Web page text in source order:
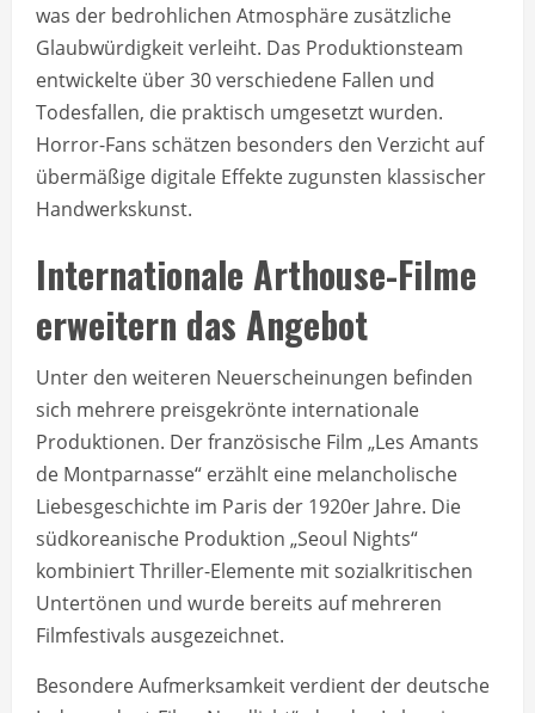
was der bedrohlichen Atmosphäre zusätzliche
Glaubwürdigkeit verleiht. Das Produktionsteam
entwickelte über 30 verschiedene Fallen und
Todesfallen, die praktisch umgesetzt wurden.
Horror-Fans schätzen besonders den Verzicht auf
übermäßige digitale Effekte zugunsten klassischer
Handwerkskunst.
Internationale Arthouse-Filme
erweitern das Angebot
Unter den weiteren Neuerscheinungen befinden
sich mehrere preisgekrönte internationale
Produktionen. Der französische Film „Les Amants
de Montparnasse“ erzählt eine melancholische
Liebesgeschichte im Paris der 1920er Jahre. Die
südkoreanische Produktion „Seoul Nights“
kombiniert Thriller-Elemente mit sozialkritischen
Untertönen und wurde bereits auf mehreren
Filmfestivals ausgezeichnet.
Besondere Aufmerksamkeit verdient der deutsche